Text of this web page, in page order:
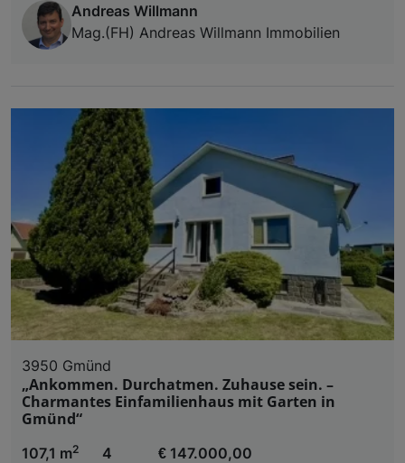
Andreas Willmann
Mag.(FH) Andreas Willmann Immobilien
3950 Gmünd
„Ankommen. Durchatmen. Zuhause sein. –
Charmantes Einfamilienhaus mit Garten in
Gmünd“
107,1 m2
4 € 147.000,00